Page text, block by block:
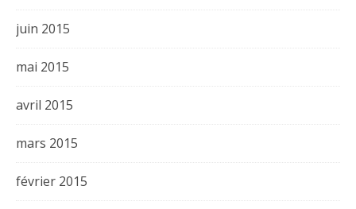
juin 2015
mai 2015
avril 2015
mars 2015
février 2015